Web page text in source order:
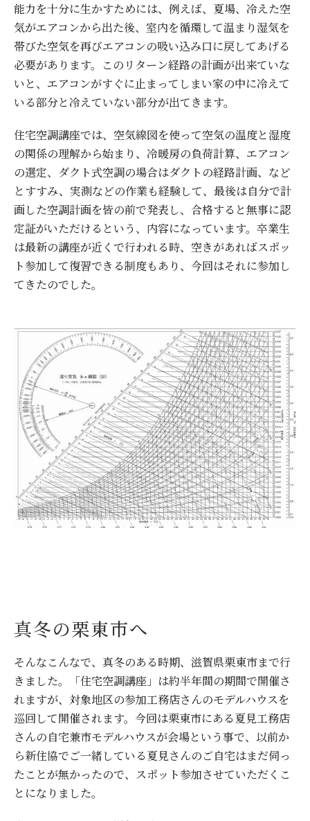
能力を十分に生かすためには、例えば、夏場、冷えた空
気がエアコンから出た後、室内を循環して温まり湿気を
帯びた空気を再びエアコンの吸い込み口に戻してあげる
必要があります。このリターン経路の計画が出来ていな
いと、エアコンがすぐに止まってしまい家の中に冷えて
いる部分と冷えていない部分が出てきます。
住宅空調講座では、空気線図を使って空気の温度と湿度
の関係の理解から始まり、冷暖房の負荷計算、エアコン
の選定、ダクト式空調の場合はダクトの経路計画、など
とすすみ、実測などの作業も経験して、最後は自分で計
画した空調計画を皆の前で発表し、合格すると無事に認
定証がいただけるという、内容になっています。卒業生
は最新の講座が近くで行われる時、空きがあればスポッ
ト参加して復習できる制度もあり、今回はそれに参加し
てきたのでした。
真冬の栗東市へ
そんなこんなで、真冬のある時期、滋賀県栗東市まで行
きました。「住宅空調講座」は約半年間の期間で開催さ
れますが、対象地区の参加工務店さんのモデルハウスを
巡回して開催されます。今回は栗東市にある夏見工務店
さんの自宅兼市モデルハウスが会場という事で、以前か
ら新住協でご一緒している夏見さんのご自宅はまだ伺っ
たことが無かったので、スポット参加させていただくこ
とになりました。